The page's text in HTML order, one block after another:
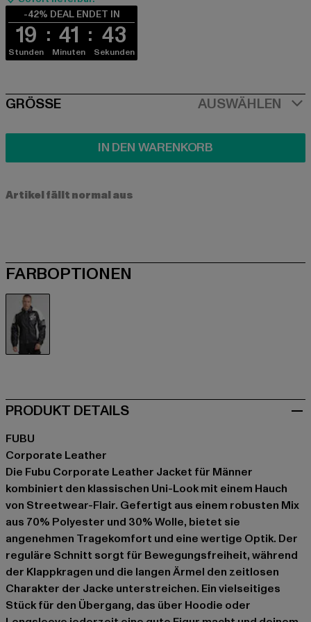
-42% DEAL ENDET IN
19
Stunden
41
Minuten
42
Sekunden
SIZE
GRÖSSE AUSWÄHLEN
IN DEN WARENKORB
Artikel fällt normal aus
FARBOPTIONEN
PRODUKT DETAILS
FUBU
Corporate Leather
Die Fubu Corporate Leather Jacket für Männer
kombiniert den klassischen Uni-Look mit einem Hauch
von Streetwear-Flair. Gefertigt aus einem robusten Mix
aus 70% Polyester und 30% Wolle, bietet sie
angenehmen Tragekomfort und eine wertige Optik. Der
reguläre Schnitt sorgt für Bewegungsfreiheit, während
der Klappkragen und die langen Ärmel den zeitlosen
Charakter der Jacke unterstreichen. Ein vielseitiges
Stück für den Übergang, das über Hoodie oder